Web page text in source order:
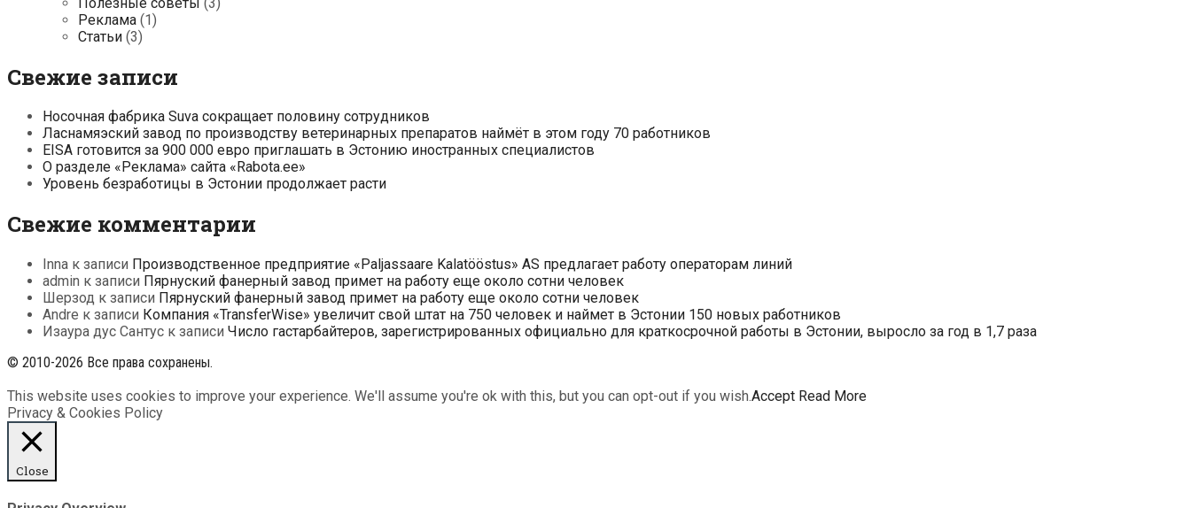
Реклама (1)
Статьи (3)
Свежие записи
Носочная фабрика Suva сокращает половину сотрудников
Ласнамяэский завод по производству ветеринарных препаратов наймёт в этом году 70 работников
EISA готовится за 900 000 евро приглашать в Эстонию иностранных специалистов
О разделе «Реклама» сайта «Rabota.ee»
Уровень безработицы в Эстонии продолжает расти
Свежие комментарии
Inna к записи Производственное предприятие «Paljassaare Kalatööstus» AS предлагает работу операторам линий
admin к записи Пярнуский фанерный завод примет на работу еще около сотни человек
Шерзод к записи Пярнуский фанерный завод примет на работу еще около сотни человек
Andre к записи Компания «TransferWise» увеличит свой штат на 750 человек и наймет в Эстонии 150 новых работников
Изаура дус Сантус к записи Число гастарбайтеров, зарегистрированных официально для краткосрочной работы в Эстонии, выросло за год в 1,7 раза
© 2010-2026 Все права сохранены.
This website uses cookies to improve your experience. We'll assume you're ok with this, but you can opt-out if you wish.Accept Read More
Privacy & Cookies Policy
Close